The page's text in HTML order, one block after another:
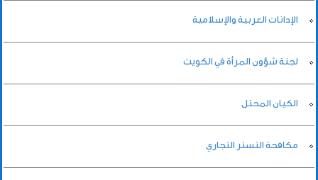
الإدانات العربية والإسلامية
لجنة شؤون المرأة في الكويت
الكيان المحتل
مكافحة التستر التجاري